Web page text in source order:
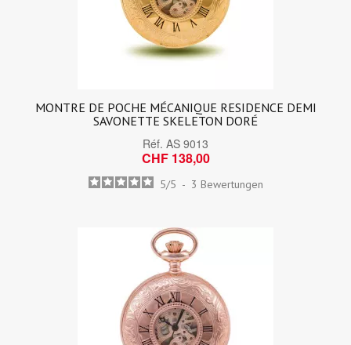
MONTRE DE POCHE MÉCANIQUE RESIDENCE DEMI
SAVONETTE SKELETON DORÉ
Réf. AS 9013
CHF 138,00
5/5 - 3 Bewertungen